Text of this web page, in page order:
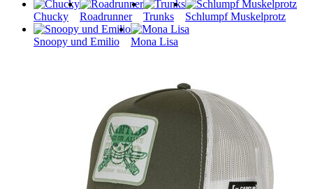
Chucky Roadrunner Trunks Schlumpf Muskelprotz
Snoopy und Emilio Mona Lisa